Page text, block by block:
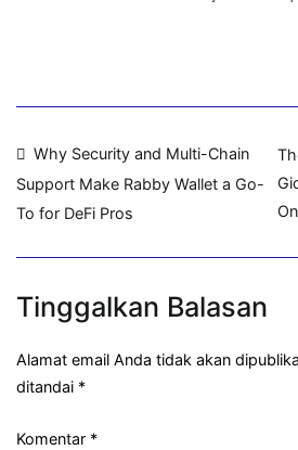
Navigasi
pos
Why Security and Multi-Chain
Support Make Rabby Wallet a Go-
To for DeFi Pros
Tinggalkan Balasan
Alamat email Anda tidak akan
ditandai *
Komentar *